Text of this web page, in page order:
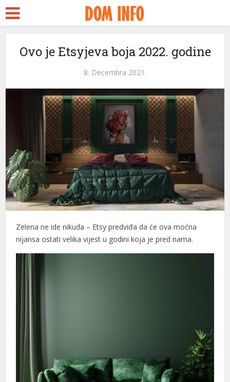
Ovo je Etsyjeva boja 2022. godine
8. Decembra 2021.
Zelena ne ide nikuda – Etsy predviđa da će ova moćna
nijansa ostati velika vijest u godini koja je pred nama.